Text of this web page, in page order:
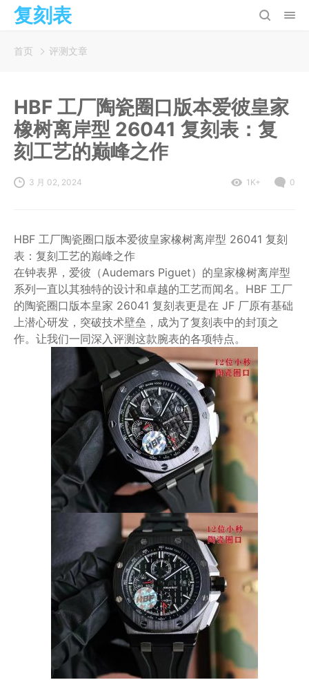
复刻表
首页 评测文章
HBF 工厂陶瓷圈口版本爱彼皇家
橡树离岸型 26041 复刻表：复
刻工艺的巅峰之作
3 月 02, 2024 1K+ 0
HBF 工厂陶瓷圈口版本爱彼皇家橡树离岸型 26041 复刻
表：复刻工艺的巅峰之作
在钟表界，爱彼（Audemars Piguet）的皇家橡树离岸型
系列一直以其独特的设计和卓越的工艺而闻名。HBF 工厂
的陶瓷圈口版本皇家 26041 复刻表更是在 JF 厂原有基础
上潜心研发，突破技术壁垒，成为了复刻表中的封顶之
作。让我们一同深入评测这款腕表的各项特点。